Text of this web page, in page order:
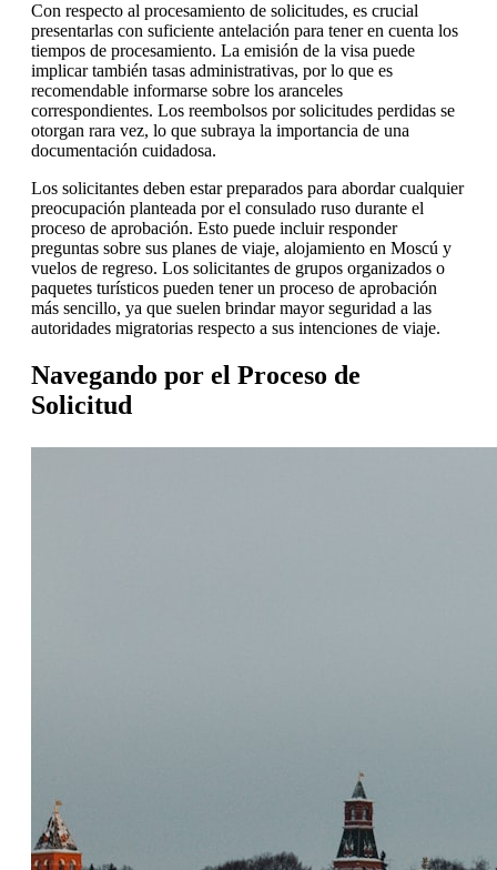
Con respecto al procesamiento de solicitudes, es crucial
presentarlas con suficiente antelación para tener en cuenta los
tiempos de procesamiento. La emisión de la visa puede
implicar también tasas administrativas, por lo que es
recomendable informarse sobre los aranceles
correspondientes. Los reembolsos por solicitudes perdidas se
otorgan rara vez, lo que subraya la importancia de una
documentación cuidadosa.
Los solicitantes deben estar preparados para abordar cualquier
preocupación planteada por el consulado ruso durante el
proceso de aprobación. Esto puede incluir responder
preguntas sobre sus planes de viaje, alojamiento en Moscú y
vuelos de regreso. Los solicitantes de grupos organizados o
paquetes turísticos pueden tener un proceso de aprobación
más sencillo, ya que suelen brindar mayor seguridad a las
autoridades migratorias respecto a sus intenciones de viaje.
Navegando por el Proceso de
Solicitud